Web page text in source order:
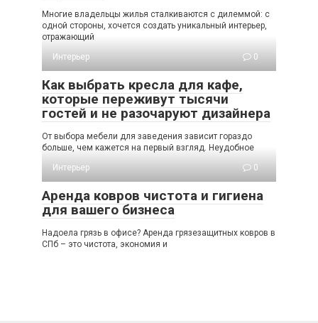
Многие владельцы жилья сталкиваются с дилеммой: с
одной стороны, хочется создать уникальный интерьер,
отражающий
Интерьер
0
Как выбрать кресла для кафе,
которые переживут тысячи
гостей и не разочаруют дизайнера
От выбора мебели для заведения зависит гораздо
больше, чем кажется на первый взгляд. Неудобное
Интерьер
0
Аренда ковров чистота и гигиена
для вашего бизнеса
Надоела грязь в офисе? Аренда грязезащитных ковров в
СПб – это чистота, экономия и